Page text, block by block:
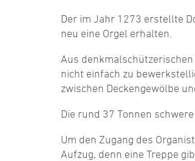
Der im Jahr 1273 erstellte
neu eine Orgel erhalten.
Aus
nicht einfach zu
zwischen Deckengewölbe
Die rund 37 Tonnen
Um den Zugang des
Aufzug, denn eine Treppe